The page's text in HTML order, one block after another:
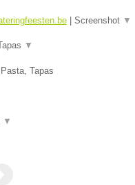
| Screenshot ▼
▼
Tapas
▼